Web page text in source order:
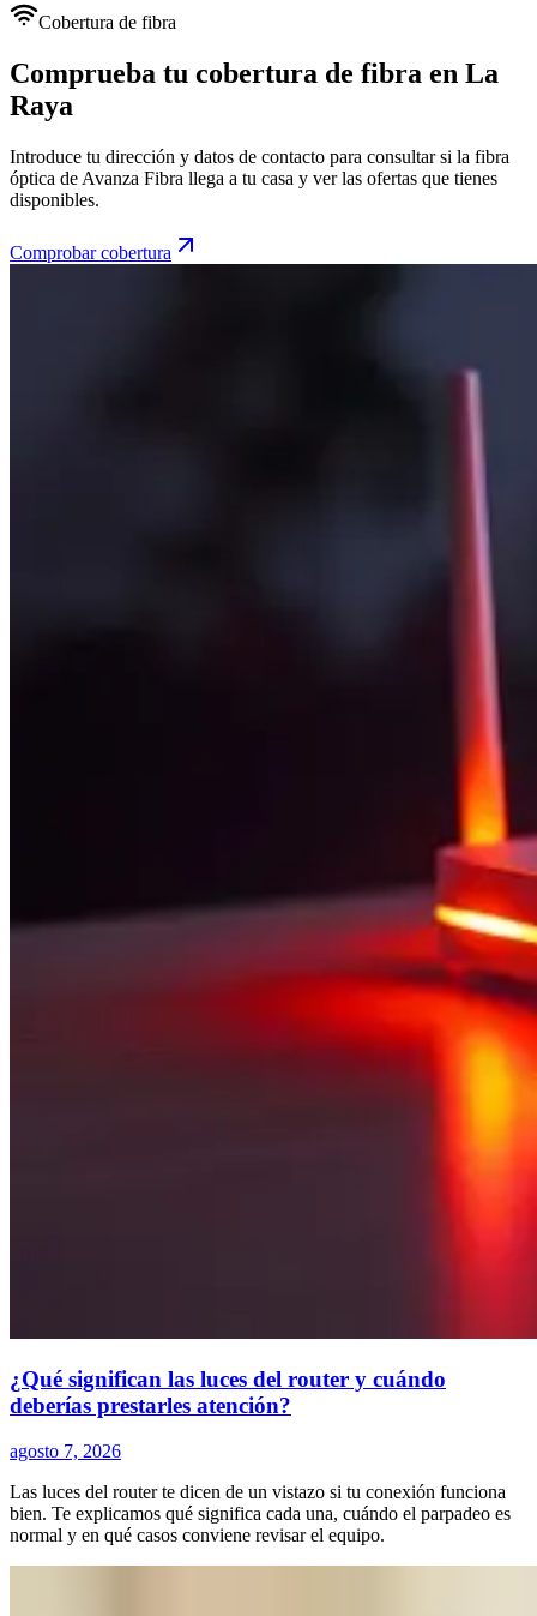
Cobertura de fibra
Comprueba tu cobertura de fibra en La
Raya
Introduce tu dirección y datos de contacto para consultar si la fibra
óptica de Avanza Fibra llega a tu casa y ver las ofertas que tienes
disponibles.
Comprobar cobertura
¿Qué significan las luces del router y cuándo
deberías prestarles atención?
agosto 7, 2026
Las luces del router te dicen de un vistazo si tu conexión funciona
bien. Te explicamos qué significa cada una, cuándo el parpadeo es
normal y en qué casos conviene revisar el equipo.